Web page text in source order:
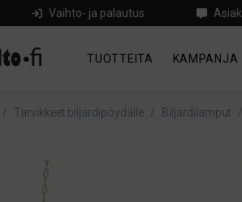
Vaihto- ja palautus
TUOTTEITA KAMPANJA
/ Tarvikkeet biljardipöydälle / Biljardilamput /